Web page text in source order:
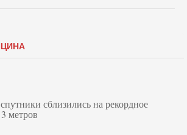
сблизились на рекордное
метров